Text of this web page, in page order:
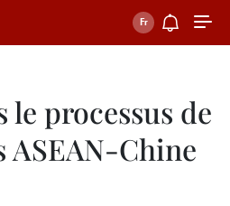
le processus de
ASEAN-Chine